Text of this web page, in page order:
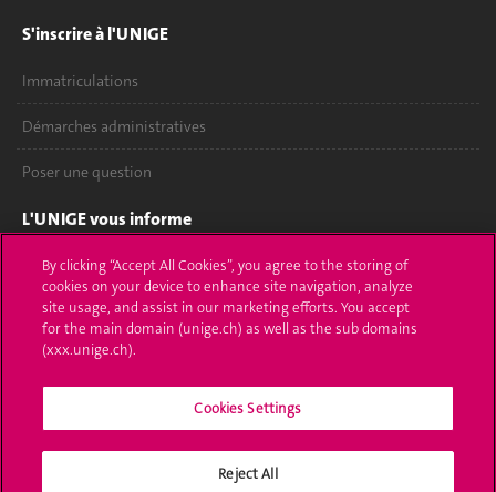
S'inscrire à l'UNIGE
Immatriculations
Démarches administratives
Poser une question
L'UNIGE vous informe
UNIGE Mobile
Médias
Offres d'emploi
Calendrier académique
By clicking “Accept All Cookies”, you agree to the storing of
cookies on your device to enhance site navigation, analyze
site usage, and assist in our marketing efforts. You accept
for the main domain (unige.ch) as well as the sub domains
(xxx.unige.ch).
Cookies Settings
Reject All